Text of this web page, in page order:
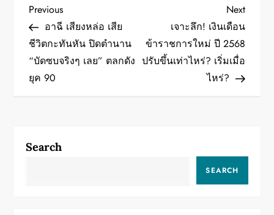
P
o
s
a
Previous
Post
Previous
อาฉี เสียงหล่อ เสีย
ชีวิตกะทันหัน ปิดตำนาน
“บัดซบจริงๆ เลย” ตลกดัง
ยุค 90
Next
Post
Next
เจาะลึก! เงินเดือน
ข้าราชการใหม่ ปี 2568
ปรับขึ้นเท่าไหร่? เริ่มเมื่อ
ไหร่?
Search
SEARCH